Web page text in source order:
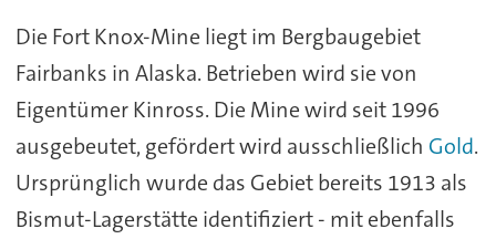
Die Fort Knox-Mine liegt im Bergbaugebiet
Fairbanks in Alaska. Betrieben wird sie von
Eigentümer Kinross. Die Mine wird seit 1996
ausgebeutet, gefördert wird ausschließlich Gold.
Ursprünglich wurde das Gebiet bereits 1913 als
Bismut-Lagerstätte identifiziert - mit ebenfalls